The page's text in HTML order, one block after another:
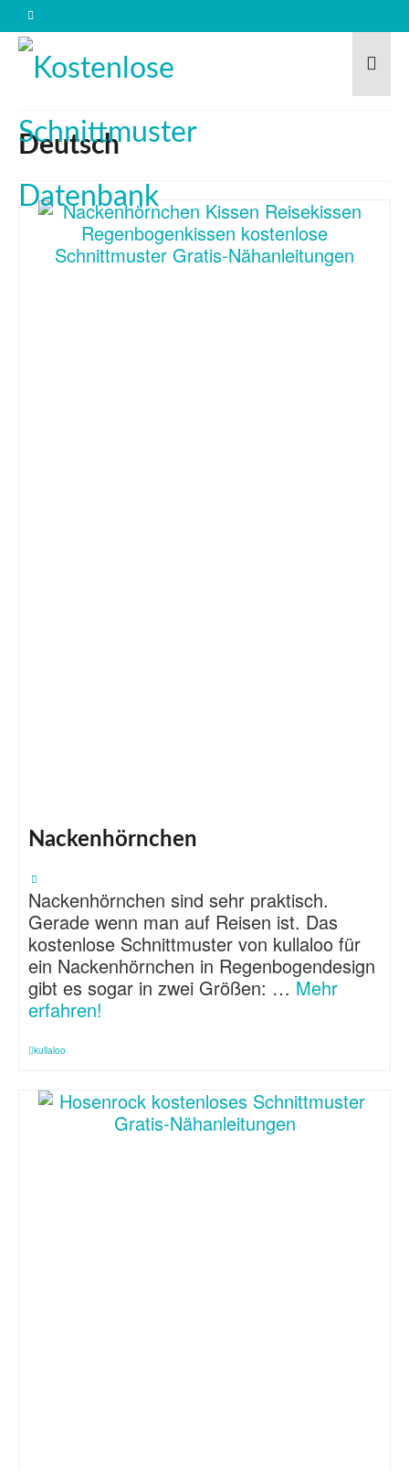
Deutsch
Nackenhörnchen
Nackenhörnchen sind sehr praktisch.
Gerade wenn man auf Reisen ist. Das
kostenlose Schnittmuster von kullaloo für
ein Nackenhörnchen in Regenbogendesign
gibt es sogar in zwei Größen: … Mehr
erfahren!
kullaloo